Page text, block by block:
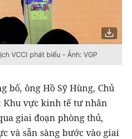
VCCI phát biểu - Ảnh: VGP
bố, ông Hồ Sỹ Hùng, Chủ
Khu vực kinh tế tư nhân
giai đoạn phòng thủ,
và sẵn sàng bước vào giai